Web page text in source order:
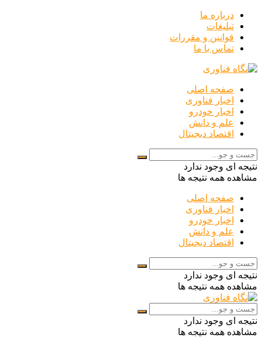
درباره ما
تبلیغات
قوانین و مقررات
تماس با ما
صفحه اصلی
اخبار فناوری
اخبار خودرو
علم و دانش
اقتصاد دیجیتال
نتیجه ای وجود ندارد
مشاهده همه نتیجه ها
صفحه اصلی
اخبار فناوری
اخبار خودرو
علم و دانش
اقتصاد دیجیتال
نتیجه ای وجود ندارد
مشاهده همه نتیجه ها
نتیجه ای وجود ندارد
مشاهده همه نتیجه ها